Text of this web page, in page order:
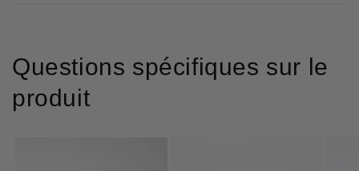
Questions spécifiques sur le
produit